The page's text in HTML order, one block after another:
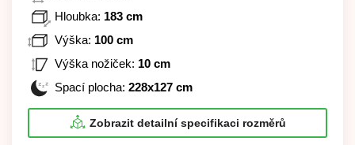
Hloubka: 183 cm
Výška: 100 cm
Výška nožiček: 10 cm
Spací plocha: 228x127 cm
Zobrazit detailní specifikaci rozměrů